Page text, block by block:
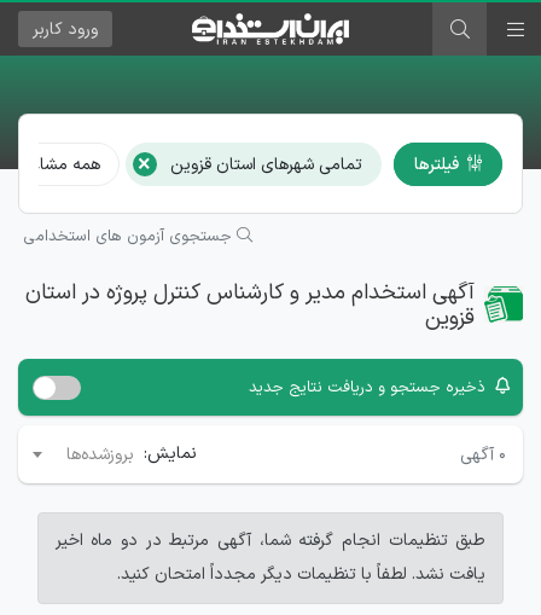
ورود کاربر
فیلترها تمامی شهرهای استان قزوین × همه مشاغل
جستجوی آزمون های استخدامی
آگهی استخدام مدیر و کارشناس کنترل پروژه در استان
قزوین
ذخیره جستجو و دریافت نتایج جدید
۰ آگهی نمایش: بروزشده‌ها
طبق تنظیمات انجام گرفته شما، آگهی مرتبط در دو ماه اخیر
یافت نشد. لطفاً با تنظیمات دیگر مجدداً امتحان کنید.